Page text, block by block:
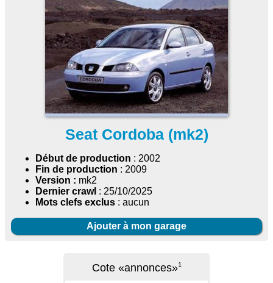
Seat Cordoba (mk2)
Début de production : 2002
Fin de production : 2009
Version : mk2
Dernier crawl : 25/10/2025
Mots clefs exclus : aucun
Ajouter à mon garage
Cote «annonces»1